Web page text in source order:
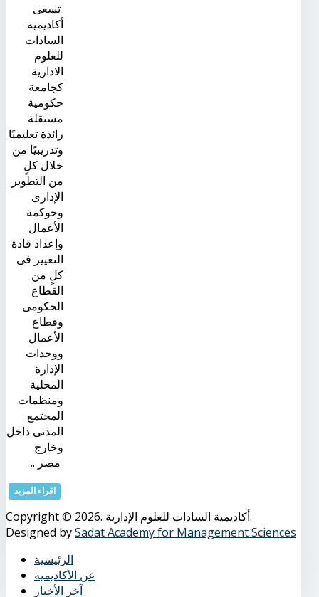
تسعى
أكاديمية
السادات
للعلوم
الادارية
كجامعة
حكومية
مستقلة
رائدة تعليميًا
وتدريبيًا من
خلال كلٍ
من التطوير
الإدارى
وحوكمة
الأعمال
وإعداد قادة
التغيير فى
كلٍ من
القطاع
الحكومى
وقطاع
الأعمال
ووحدات
الإدارة
المحلية
ومنظمات
المجتمع
المدنى داخل
وخارج
مصر ..
اقراء المزيد
Copyright © 2026. أكاديمية السادات للعلوم الإدارية.
Designed bySadat Academy for Management Sciences
الرئيسية
عن الأكاديمية
آخر الأخبار